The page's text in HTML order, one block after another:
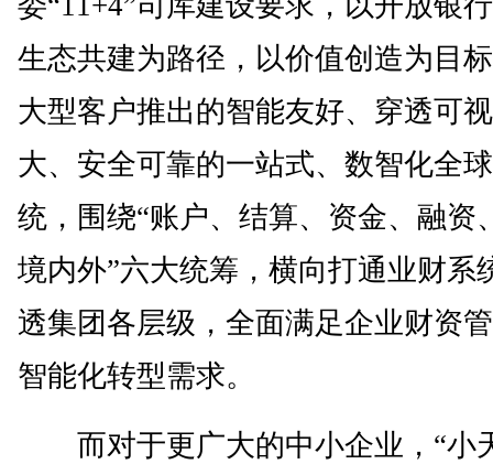
生态共建为路径，以价值创造为目
大型客户推出的智能友好、穿透可
大、安全可靠的一站式、数智化全
统，围绕“账户、结算、资金、融资
境内外”六大统筹，横向打通业财系
透集团各层级，全面满足企业财资
智能化转型需求。
而对于更广大的中小企业，“小